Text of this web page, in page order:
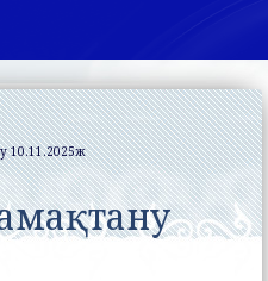
10.11.2025ж